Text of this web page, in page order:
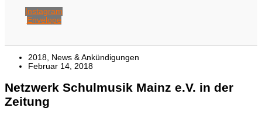
Instagram
Envelope
2018, News & Ankündigungen
Februar 14, 2018
Netzwerk Schulmusik Mainz e.V. in der
Zeitung